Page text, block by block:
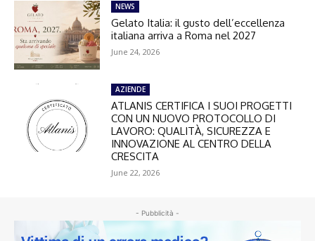
NEWS
Gelato Italia: il gusto dell’eccellenza
italiana arriva a Roma nel 2027
June 24, 2026
AZIENDE
ATLANIS CERTIFICA I SUOI PROGETTI
CON UN NUOVO PROTOCOLLO DI
LAVORO: QUALITÀ, SICUREZZA E
INNOVAZIONE AL CENTRO DELLA
CRESCITA
June 22, 2026
- Pubblicità -